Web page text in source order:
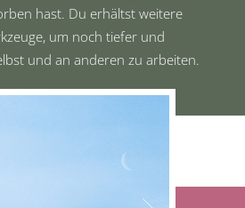
hast. Du erhältst weitere
um noch tiefer und
und an anderen zu arbeiten.